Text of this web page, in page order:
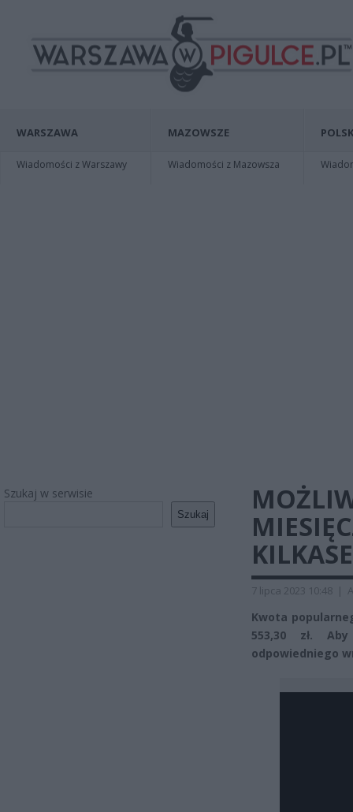
WARSZAWA
Wiadomości z Warszawy
MAZOWSZE
Wiadomości z Mazowsza
Szukaj w serwisie
Szukaj
7 lipca 2023 10:48 |
Kwota
553,30 zł.
odpowiedniego